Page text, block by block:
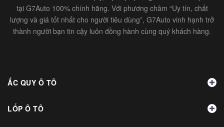
tại G7Auto 100% chính hãng. Với phương châm “Uy tín, chất
lượng và giá tốt nhất cho người tiêu dùng”, G7Auto vinh hạnh trở
thành người bạn tin cậy luôn đồng hành cùng quý khách hàng.
ẮC QUY Ô TÔ
LỐP Ô TÔ